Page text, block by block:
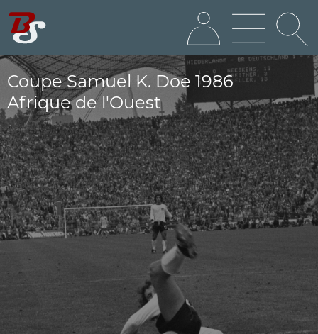
Coupe Samuel K. Doe 1986
Afrique de l'Ouest